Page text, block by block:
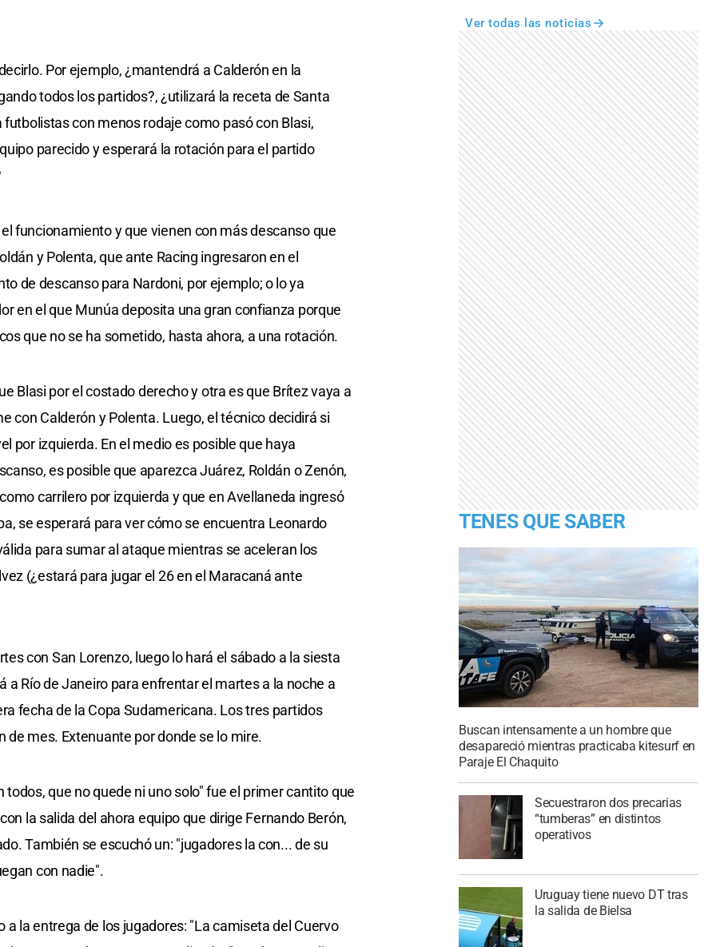
Por ejemplo, ¿mantendrá a Calderón en la
todos los partidos?, ¿utilizará la receta de Santa
con menos rodaje como pasó con Blasi,
parecido y esperará la rotación para el partido
funcionamiento y que vienen con más descanso que
y Polenta, que ante Racing ingresaron en el
de descanso para Nardoni, por ejemplo; o lo ya
en el que Munúa deposita una gran confianza porque
que no se ha sometido, hasta ahora, a una rotación.
Blasi por el costado derecho y otra es que Brítez vaya a
con Calderón y Polenta. Luego, el técnico decidirá si
por izquierda. En el medio es posible que haya
es posible que aparezca Juárez, Roldán o Zenón,
carrilero por izquierda y que en Avellaneda ingresó
se esperará para ver cómo se encuentra Leonardo
para sumar al ataque mientras se aceleran los
(¿estará para jugar el 26 en el Maracaná ante
con San Lorenzo, luego lo hará el sábado a la siesta
a Río de Janeiro para enfrentar el martes a la noche a
fecha de la Copa Sudamericana. Los tres partidos
mes. Extenuante por donde se lo mire.
todos, que no quede ni uno solo" fue el primer cantito que
la salida del ahora equipo que dirige Fernando Berón,
También se escuchó un: "jugadores la con... de su
con nadie".
la entrega de los jugadores: "La camiseta del Cuervo
Ver todas las noticias
TENES QUE SABER
Buscan intensamente a un hombre que
desapareció mientras practicaba kitesurf en
Paraje El Chaquito
Secuestraron dos precarias
“tumberas” en distintos
operativos
Uruguay tiene nuevo DT tras
la salida de Bielsa